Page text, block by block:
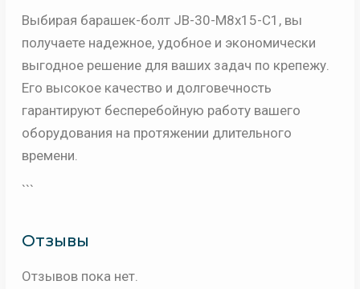
Выбирая барашек-болт JB-30-M8x15-C1, вы
получаете надежное, удобное и экономически
выгодное решение для ваших задач по крепежу.
Его высокое качество и долговечность
гарантируют бесперебойную работу вашего
оборудования на протяжении длительного
времени.
```
Отзывы
Отзывов пока нет.